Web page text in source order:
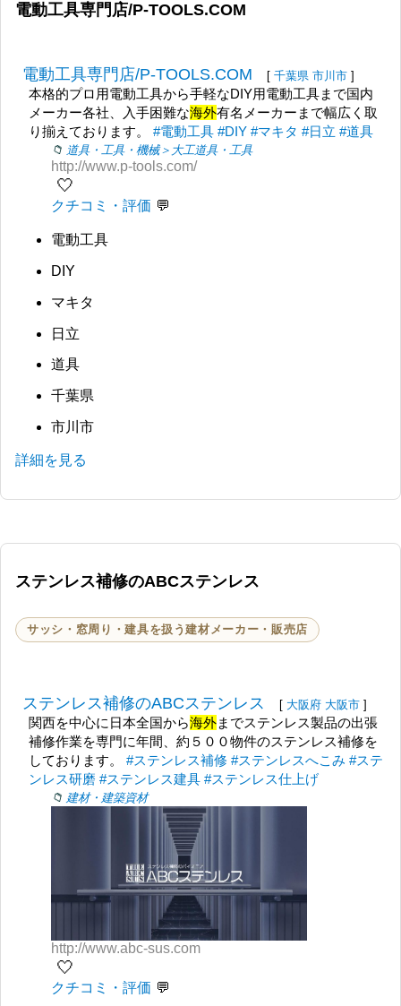
電動工具専門店/P-TOOLS.COM
電動工具専門店/P-TOOLS.COM [ 千葉県 市川市 ]
本格的プロ用電動工具から手軽なDIY用電動工具まで国内
メーカー各社、入手困難な海外有名メーカーまで幅広く取
り揃えております。#電動工具 #DIY #マキタ #日立 #道具
道具・工具・機械＞大工道具・工具
http://www.p-tools.com/
🤍
クチコミ・評価
電動工具
DIY
マキタ
日立
道具
千葉県
市川市
詳細を見る
ステンレス補修のABCステンレス
サッシ・窓周り・建具を扱う建材メーカー・販売店
ステンレス補修のABCステンレス [ 大阪府 大阪市 ]
関西を中心に日本全国から海外までステンレス製品の出張
補修作業を専門に年間、約５００物件のステンレス補修を
しております。#ステンレス補修 #ステンレスへこみ #ステ
ンレス研磨 #ステンレス建具 #ステンレス仕上げ
建材・建築資材
http://www.abc-sus.com
🤍
クチコミ・評価